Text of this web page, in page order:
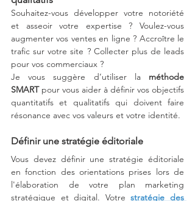
Souhaitez-vous développer votre notoriété
et asseoir votre expertise ? Voulez-vous
augmenter vos ventes en ligne ? Accroître le
trafic sur votre site ? Collecter plus de leads
pour vos commerciaux ?
Je vous suggère d’utiliser la méthode
SMART pour vous aider à définir vos objectifs
quantitatifs et qualitatifs qui doivent faire
résonance avec vos valeurs et votre identité.
Définir une stratégie éditoriale
Vous devez définir une stratégie éditoriale
en fonction des orientations prises lors de
l'élaboration de votre plan marketing
stratégique et digital. Votre stratégie des